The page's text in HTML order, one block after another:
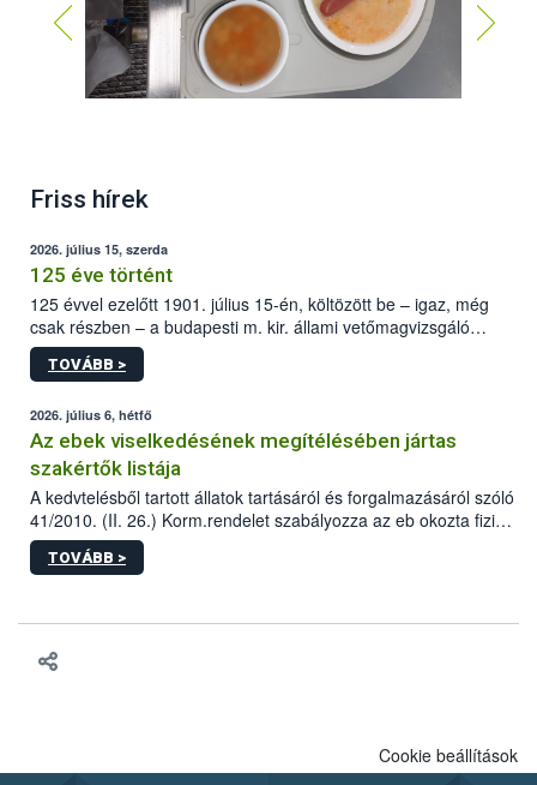
Friss hírek
2026. július 15, szerda
125 éve történt
125 évvel ezelőtt 1901. július 15-én, költözött be – igaz, még
csak részben – a budapesti m. kir. állami vetőmagvizsgáló
állomás a Kis Rókus utca 15. szám alatti, Czigler Győző által
tervezett új épületébe.
TOVÁBB >
2026. július 6, hétfő
Az ebek viselkedésének megítélésében jártas
szakértők listája
A kedvtelésből tartott állatok tartásáról és forgalmazásáról szóló
41/2010. (II. 26.) Korm.rendelet szabályozza az eb okozta fizikai
sérülés, illetve ennek veszélye keletkezésekor felmerülő
hatósági feladatokat, valamint a veszélyes eb tartását és annak
TOVÁBB >
Cookie beállítások